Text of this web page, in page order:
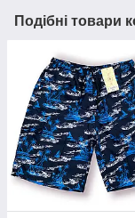
Подібні товари